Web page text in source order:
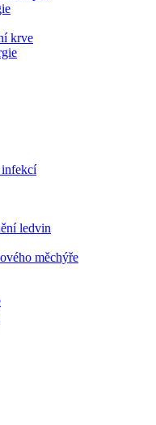
tu pro vás. Zvolte
a objednejte se do naší
krve
infekcí
ledvin
měchýře